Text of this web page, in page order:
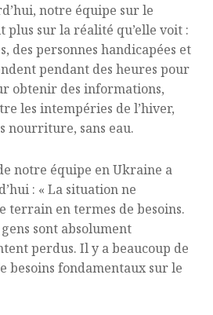
notre équipe sur le
plus sur la réalité qu’elle voit :
des personnes handicapées et
pendant des heures pour
obtenir des informations,
les intempéries de l’hiver,
nourriture, sans eau.
notre équipe en Ukraine a
: « La situation ne
terrain en termes de besoins.
sont absolument
perdus. Il y a beaucoup de
besoins fondamentaux sur le